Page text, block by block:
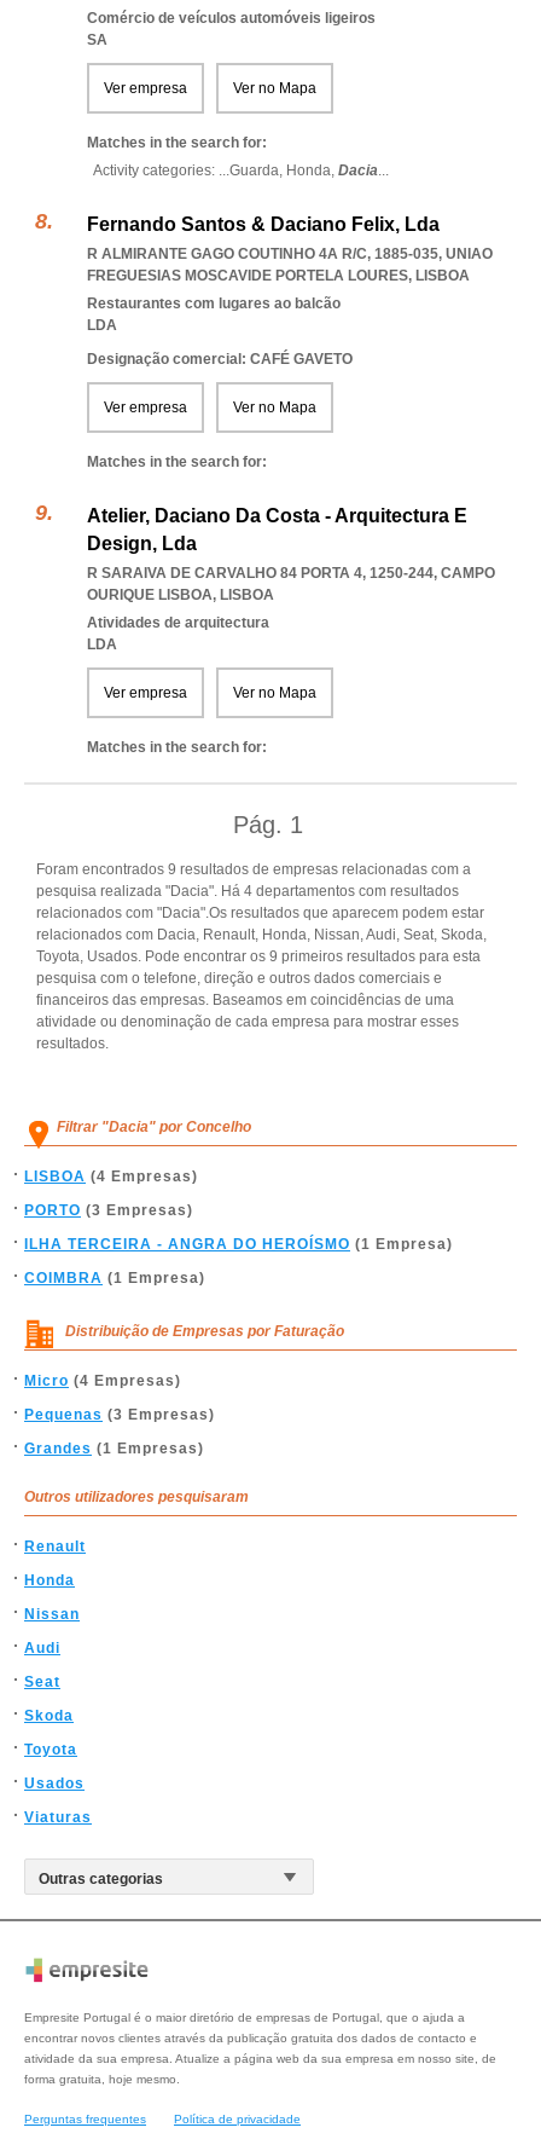
Comércio de veículos automóveis ligeiros
SA
Ver empresa Ver no Mapa
Matches in the search for:
Activity categories: ...Guarda, Honda, Dacia...
Fernando Santos & Daciano Felix, Lda
R ALMIRANTE GAGO COUTINHO 4A R/C, 1885-035, UNIAO
FREGUESIAS MOSCAVIDE PORTELA LOURES, LISBOA
Restaurantes com lugares ao balcão
LDA
Designação comercial: CAFÉ GAVETO
Ver empresa Ver no Mapa
Matches in the search for:
Atelier, Daciano Da Costa - Arquitectura E
Design, Lda
R SARAIVA DE CARVALHO 84 PORTA 4, 1250-244, CAMPO
OURIQUE LISBOA, LISBOA
Atividades de arquitectura
LDA
Ver empresa Ver no Mapa
Matches in the search for:
Pág. 1
Foram encontrados 9 resultados de empresas relacionadas com a
pesquisa realizada "Dacia". Há 4 departamentos com resultados
relacionados com "Dacia".Os resultados que aparecem podem estar
relacionados com Dacia, Renault, Honda, Nissan, Audi, Seat, Skoda,
Toyota, Usados. Pode encontrar os 9 primeiros resultados para esta
pesquisa com o telefone, direção e outros dados comerciais e
financeiros das empresas. Baseamos em coincidências de uma
atividade ou denominação de cada empresa para mostrar esses
resultados.
Filtrar "Dacia" por Concelho
LISBOA (4 Empresas)
PORTO (3 Empresas)
ILHA TERCEIRA - ANGRA DO HEROÍSMO (1 Empresa)
COIMBRA (1 Empresa)
Distribuição de Empresas por Faturação
Micro (4 Empresas)
Pequenas (3 Empresas)
Grandes (1 Empresas)
Outros utilizadores pesquisaram
Renault
Honda
Nissan
Audi
Seat
Skoda
Toyota
Usados
Viaturas
Empresite Portugal é o maior diretório de empresas de Portugal, que o ajuda a
encontrar novos clientes através da publicação gratuita dos dados de contacto e
atividade da sua empresa. Atualize a página web da sua empresa em nosso site, de
forma gratuita, hoje mesmo.
Perguntas frequentes Política de privacidade